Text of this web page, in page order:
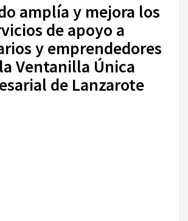
amplía y mejora los
de apoyo a
y emprendedores
Ventanilla Única
de Lanzarote